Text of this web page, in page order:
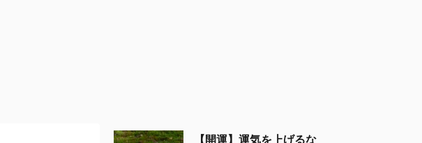
【開運】運気を上げるな